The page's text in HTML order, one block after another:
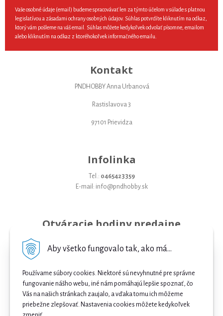
Aby všetko fungovalo tak, ako má...
Používame súbory cookies. Niektoré sú nevyhnutné pre správne
fungovanie nášho webu, iné nám pomáhajú lepšie spoznať, čo
Vás na našich stránkach zaujalo, a vďaka tomu ich môžeme
priebežne zlepšovať. Nastavenia cookies môžete kedykoľvek
Vaše osobné údaje (email) budeme spracovávať len za týmto účelom v súlade s platnou
legislatívou a zásadami ochrany osobných údajov. Súhlas potvrdíte kliknutím na odkaz,
ktorý vám pošleme na váš email. Súhlas môžete kedykoľvek odvolať písomne, emailom
alebo kliknutím na odkaz z ktoréhokoľvek informačného emailu.
Kontakt
PNDHOBBY Anna Urbanová
Rastislavova 3
97101 Prievidza
Infolinka
Tel.: 0465423359
E-mail: info@pndhobby.sk
Otváracie hodiny predajne
Streda 09-17
Štvrtok 09-17